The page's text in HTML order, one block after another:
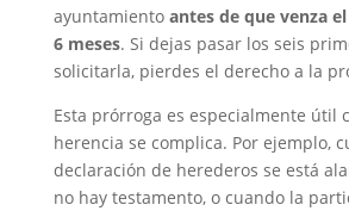
ayuntamiento antes de que venza
6 meses. Si dejas pasar los seis
solicitarla, pierdes el derecho a la
Esta prórroga es especialmente útil
herencia se complica. Por ejemplo,
declaración de herederos se está
no hay testamento, o cuando la